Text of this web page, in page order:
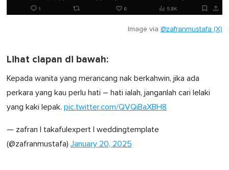
Image via @zafranmustafa (X)
Lihat ciapan di bawah:
Kepada wanita yang merancang nak berkahwin, jika ada
perkara yang kau perlu hati – hati ialah, janganlah cari lelaki
yang kaki lepak. pic.twitter.com/QVQiBaXBH8
— zafran | takafulexpert | weddingtemplate
(@zafranmustafa) January 20, 2025